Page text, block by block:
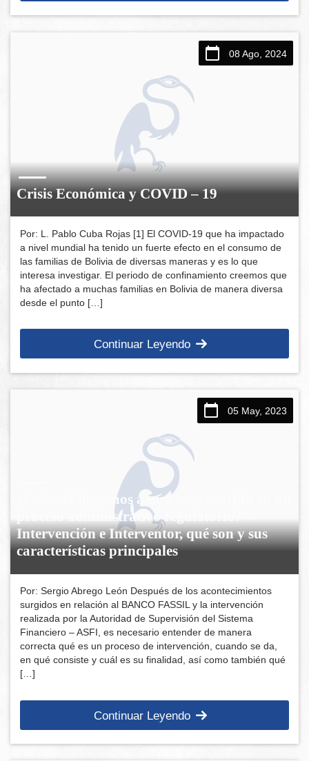
08 Ago, 2024
Crisis Económica y COVID – 19
Por: L. Pablo Cuba Rojas [1] El COVID-19 que ha impactado
a nivel mundial ha tenido un fuerte efecto en el consumo de
las familias de Bolivia de diversas maneras y es lo que
interesa investigar. El periodo de confinamiento creemos que
ha afectado a muchas familias en Bolivia de manera diversa
desde el punto […]
Continuar Leyendo
05 May, 2023
¿Cuándo llegamos a una intervención en un
proceso administrativo regulatorio? –
Intervención e Interventor, qué son y sus
características principales
Por: Sergio Abrego León Después de los acontecimientos
surgidos en relación al BANCO FASSIL y la intervención
realizada por la Autoridad de Supervisión del Sistema
Financiero – ASFI, es necesario entender de manera
correcta qué es un proceso de intervención, cuando se da,
en qué consiste y cuál es su finalidad, así como también qué
[…]
Continuar Leyendo